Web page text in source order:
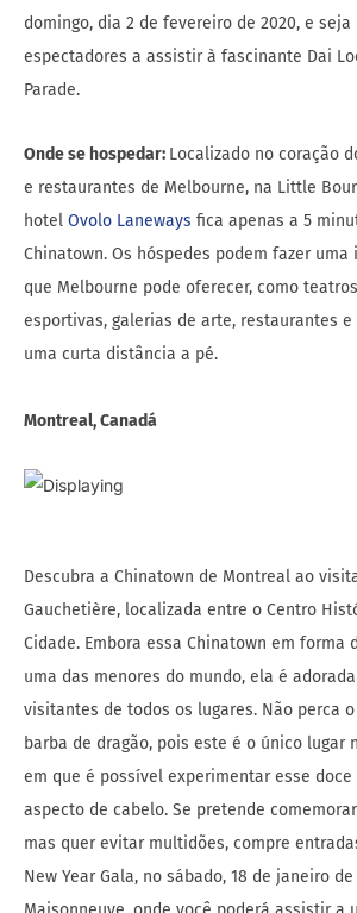
domingo, dia 2 de fevereiro de 2020, e
espectadores a assistir à fascinante Dai
Parade.
Onde se hospedar: Localizado no coração
e restaurantes de Melbourne, na Little
hotel Ovolo Laneways fica apenas a 5
Chinatown. Os hóspedes podem fazer
que Melbourne pode oferecer, como
esportivas, galerias de arte, restaurantes e
uma curta distância a pé.
Montreal, Canadá
Descubra a Chinatown de Montreal ao
Gauchetière, localizada entre o Centro
Cidade. Embora essa Chinatown em forma
uma das menores do mundo, ela é
visitantes de todos os lugares. Não perca
barba de dragão, pois este é o único lugar
em que é possível experimentar esse doce
aspecto de cabelo. Se pretende
mas quer evitar multidões, compre
New Year Gala, no sábado, 18 de janeiro